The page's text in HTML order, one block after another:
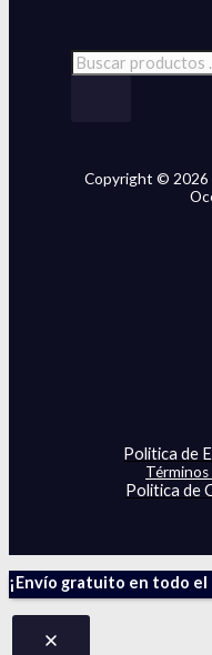
Copyright © 2026
Politica de
Términos
Politica de
¡Envío gratuito en todo